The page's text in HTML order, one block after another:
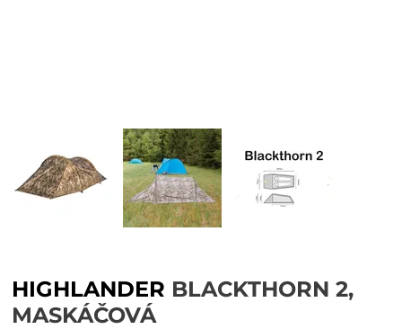
HIGHLANDER BLACKTHORN 2,
MASKÁČOVÁ